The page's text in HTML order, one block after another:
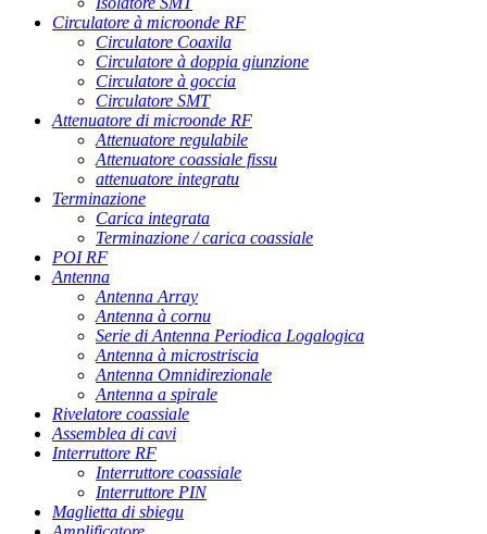
Circulatore à microonde RF
Circulatore Coaxila
Circulatore à doppia giunzione
Circulatore à goccia
Circulatore SMT
Attenuatore di microonde RF
Attenuatore regulabile
Attenuatore coassiale fissu
attenuatore integratu
Terminazione
Carica integrata
Terminazione / carica coassiale
POI RF
Antenna
Antenna Array
Antenna à cornu
Serie di Antenna Periodica Logalogica
Antenna à microstriscia
Antenna Omnidirezionale
Antenna a spirale
Rivelatore coassiale
Assemblea di cavi
Interruttore RF
Interruttore coassiale
Interruttore PIN
Maglietta di sbiegu